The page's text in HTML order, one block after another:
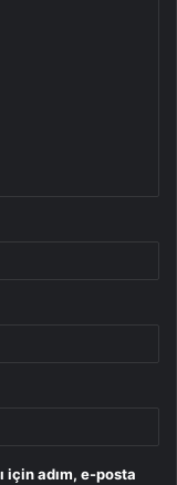
için adım, e-posta